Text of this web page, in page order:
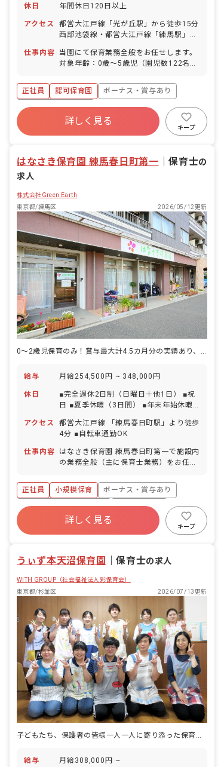
休日 年間休日120日以上
アクセス
都営大江戸線「光が丘駅」から徒歩15分
西部池袋線・都営大江戸線「練馬駅」下
徒歩3分
仕事内容
当園にて保育業務全般をお任せします。
対象年齢：0歳～5歳児（園児数122名）
8名、看護師1名、用務員1名、栄養士4
名、調理師1名 ＜MIWAの会の保育と
は？＞ 私たちは「職員自身が我が子をゆ
だねたい保育園づくり」を行なっていま
す。 具体的には…… ・アタッチメント
（安心感の輪）を形成する保育 ・叱る必
は一番の学び」の実践
正社員 認可保育園
ボーナス・賞与あり
年間休日120日以上
寮・住宅・家賃補助あり
社会保険完備
残業少なめ
詳しく見る
キープ
はなさき保育園 練馬春日町第一 ｜保育士の
求人
株式会社Green Earth
東京都/練馬区
2026/05/12更新
給与 月給254,500円 ~ 348,000円
休日
■完全週休2日制（日曜日＋他1日） ■祝
日 ■夏季休暇（3日間） ■年末年始休暇
日単位から取得可能／5日以上の連休応
相談） ■慶弔休暇 ■産前産後・育児休暇
（取得率100％・復帰率100％） ■介
護・看護休暇
アクセス
都営大江戸線 「練馬春日町駅」より徒歩
4分 ■自転車通勤OK
仕事内容
はなさき保育園 練馬春日町第一で施設内
の業務全般（主に保育士業務）をお任せ
です。
正社員 小規模保育
ボーナス・賞与あり
寮・住宅・家賃補助あり
社会保険完備
福利厚生充実
退職金制度
詳しく見る
キープ
うぃず本天沼保育園 ｜保育士の求人
WITH GROUP（社会福祉法人彩保育会）
東京都/杉並区
2026/07/13更新
子どもたち、保護者の皆様一人一人に寄り添った保育を目指して
給与 月給308,000円 ~